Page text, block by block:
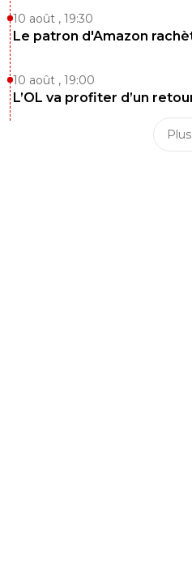
10 août , 19:30
Le patron d'Amazon
10 août , 19:00
L’OL va profiter d’un